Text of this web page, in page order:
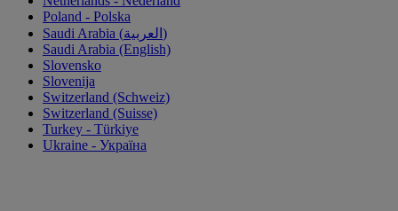
Poland - Polska
Saudi Arabia (العربية)
Saudi Arabia (English)
Slovensko
Slovenija
Switzerland (Schweiz)
Switzerland (Suisse)
Turkey - Türkiye
Ukraine - Україна